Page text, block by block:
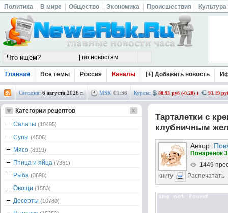
Политика В мире Общество Экономика Происшествия Культура
Главная Все темы Россия Каналы [+] Добавить новость
Сегодня: 6 августа 2026 г. MSK 01 :36 Курсы: 80.93 руб (-0.20) 93.19
Тарталетки с
клубничным
Автор:
Поварёнок
1449
книгу
Распечатать
Категории рецептов
Салаты (10495)
Супы (4506)
Мясо (8919)
Птица и яйца (7361)
Рыба (3698)
Овощи (1583)
Десерты (10780)